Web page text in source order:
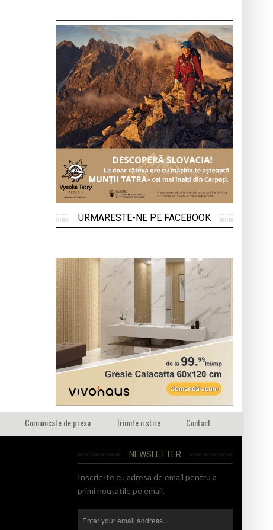
URMARESTE-NE PE FACEBOOK
Comunicate de presa Trimite o stire Contact
NEWSLETTER
Inscrie-te cu adresa de email pentru a
primi noutatile pe email.